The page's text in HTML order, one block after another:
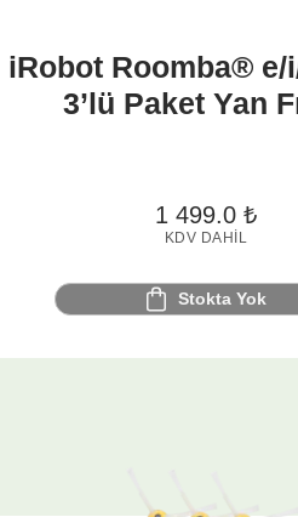
iRobot Roomba®
3’lü Paket Yan
1 499.0 ₺
KDV DAHIL
Stokta Yok